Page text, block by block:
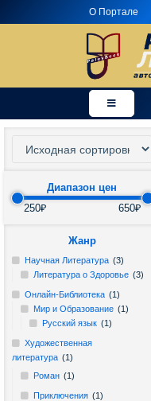
О Портале
Добро
магазинPaleyBook
"Разумная
Литература"!
Вы
можете
купить
электронные
книг
Доктора
Евдокименко
Диапазон цен
250₽
650₽
Жанр
Научная Литература (3)
Литература о Здоровье (3)
Онлайн-Библиотека (1)
Мир и Образование (1)
Русский язык (1)
Художественная
литература (1)
Роман (1)
Приключения (1)